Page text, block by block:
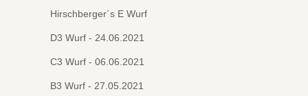
Hirschberger´s E Wurf
D3 Wurf - 24.06.2021
C3 Wurf - 06.06.2021
B3 Wurf - 27.05.2021